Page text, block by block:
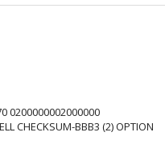
0200000002000000
CHECKSUM-BBB3 (2) OPTION